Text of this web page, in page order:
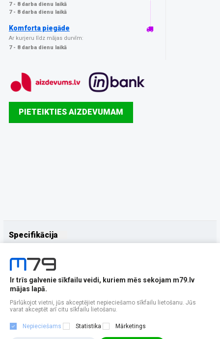
7 - 8 darba dienu laikā
7 - 8 darba dienu laikā
Komforta piegāde
Ar kurjeru līdz mājas durvīm:
7 - 8 darba dienu laikā
PIETEIKTIES AIZDEVUMAM
Specifikācija
Papildus
Ir trīs galvenie sīkfailu veidi, kuriem mēs sekojam m79.lv
mājas lapā.
Pārlūkojot vietni, jūs akceptējiet nepieciešamo sīkfailu lietošanu. Jūs
varat akceptēt arī citu sīkfailu lietošanu.
Nepieciešams Statistika Mārketings